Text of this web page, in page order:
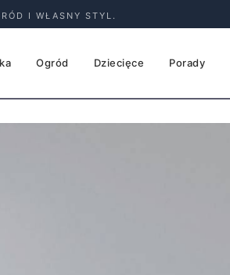
I WŁASNY STYL.
Ogród Dziecięce Porady